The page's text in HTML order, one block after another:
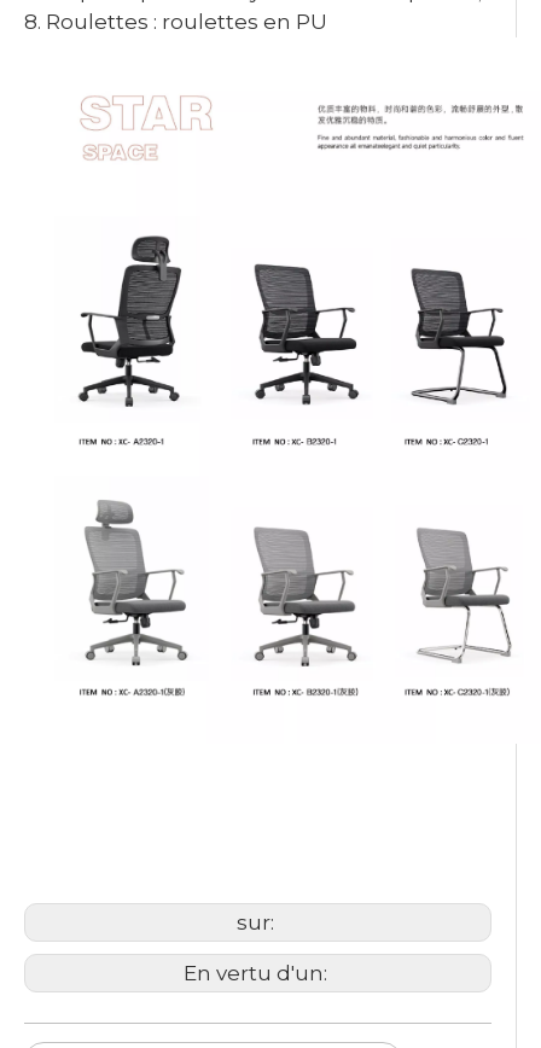
8. Roulettes : roulettes en PU
sur:
En vertu d'un: